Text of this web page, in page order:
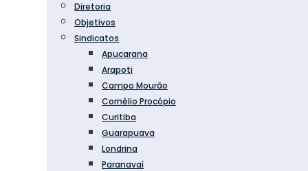
Diretoria
Objetivos
Sindicatos
Apucarana
Arapoti
Campo Mourão
Cornélio Procópio
Curitiba
Guarapuava
Londrina
Paranavaí